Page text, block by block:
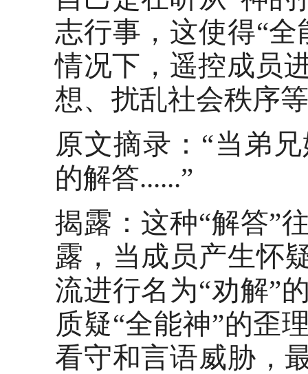
志行事，这使得“
情况下，遥控成员
想、扰乱社会秩序
原文摘录： “当弟
的解答......”
揭露：这种“解答”
露，当成员产生怀
流进行名为“劝解”
质疑“全能神”的歪
看守和言语威胁，